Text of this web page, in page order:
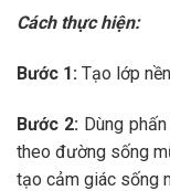
Cách thực hiện:
Bước 1: Tạo lớp
Bước 2: Dùng
theo đường sống
tạo cảm giác sống